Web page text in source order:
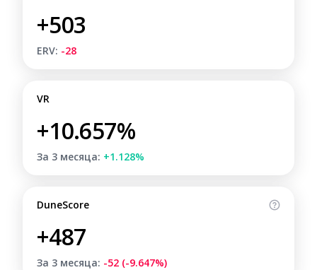
+503
ERV: -28
VR
+10.657%
За 3 месяца: +1.128%
DuneScore
+487
За 3 месяца: -52 (-9.647%)